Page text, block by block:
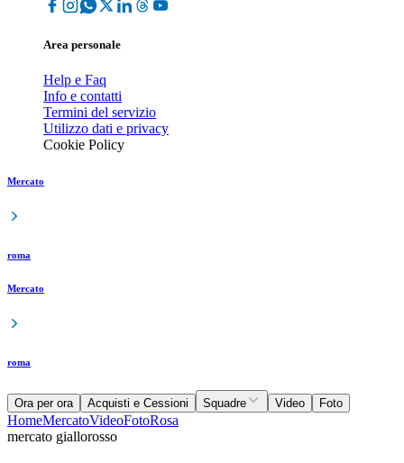
Area personale
Help e Faq
Info e contatti
Termini del servizio
Utilizzo dati e privacy
Cookie Policy
Mercato
roma
Mercato
roma
Ora per ora Acquisti e Cessioni Squadre Video Foto
HomeMercatoVideoFotoRosa
mercato giallorosso